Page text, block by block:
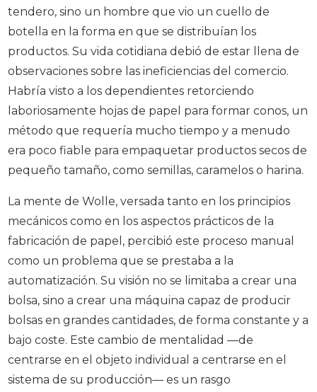
tendero, sino un hombre que vio un cuello de
botella en la forma en que se distribuían los
productos. Su vida cotidiana debió de estar llena de
observaciones sobre las ineficiencias del comercio.
Habría visto a los dependientes retorciendo
laboriosamente hojas de papel para formar conos, un
método que requería mucho tiempo y a menudo
era poco fiable para empaquetar productos secos de
pequeño tamaño, como semillas, caramelos o harina.
La mente de Wolle, versada tanto en los principios
mecánicos como en los aspectos prácticos de la
fabricación de papel, percibió este proceso manual
como un problema que se prestaba a la
automatización. Su visión no se limitaba a crear una
bolsa, sino a crear una máquina capaz de producir
bolsas en grandes cantidades, de forma constante y a
bajo coste. Este cambio de mentalidad —de
centrarse en el objeto individual a centrarse en el
sistema de su producción— es un rasgo